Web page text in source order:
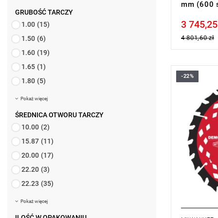
GRUBOŚĆ TARCZY
1.00 (15)
1.50 (6)
1.60 (19)
1.65 (1)
1.80 (5)
Pokaż więcej
ŚREDNICA OTWORU TARCZY
10.00 (2)
15.87 (11)
20.00 (17)
22.20 (3)
22.23 (35)
Pokaż więcej
mm (600
Price tax
3 745,25
4 801,60 zł
-22%